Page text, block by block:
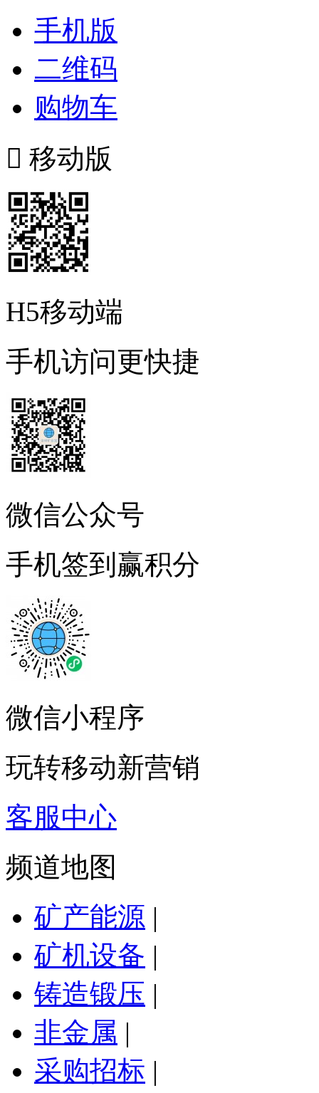
手机版
二维码
购物车
 移动版
H5移动端
手机访问更快捷
微信公众号
手机签到赢积分
微信小程序
玩转移动新营销
客服中心
频道地图
矿产能源 |
矿机设备 |
铸造锻压 |
非金属 |
采购招标 |